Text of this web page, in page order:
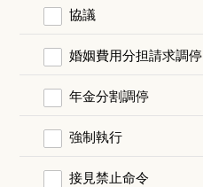
協議
婚姻費用分担請求調停
年金分割調停
強制執行
接見禁止命令